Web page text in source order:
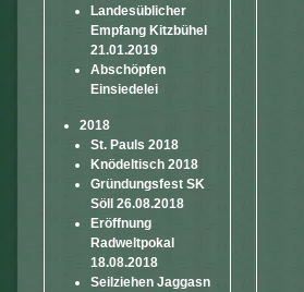
Landesüblicher
Empfang Kitzbühel
21.01.2019
Abschöpfen
Einsiedelei
2018
St. Pauls 2018
Knödeltisch 2018
Gründungsfest SK
Söll 26.08.2018
Eröffnung
Radweltpokal
18.08.2018
Seilziehen Jaggasn